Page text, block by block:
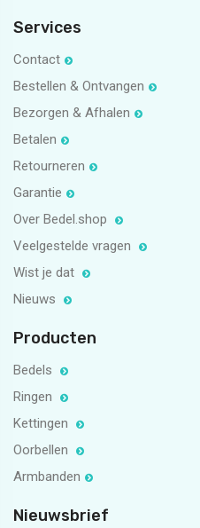
Services
Contact
Bestellen & Ontvangen
Bezorgen & Afhalen
Betalen
Retourneren
Garantie
Over Bedel.shop
Veelgestelde vragen
Wist je dat
Nieuws
Producten
Bedels
Ringen
Kettingen
Oorbellen
Armbanden
Nieuwsbrief